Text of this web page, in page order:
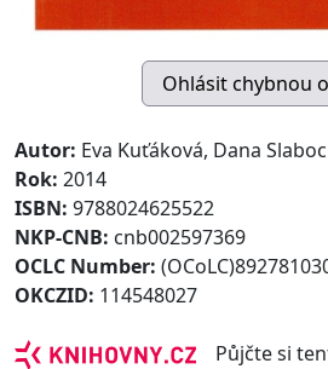
Autor: Eva Kuťáková, Dana
Rok: 2014
ISBN: 9788024625522
NKP-CNB: cnb002597369
OCLC Number:
OKCZID: 114548027
Půjčte si